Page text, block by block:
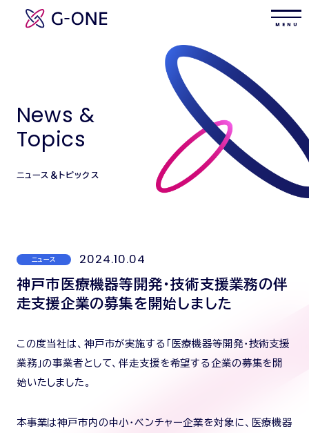
M E N U
News &
Topics
ニュース＆トピックス
ニュース 2024.10.04
神戸市医療機器等開発・技術支援業務の伴
走支援企業の募集を開始しました
この度当社は、神戸市が実施する「医療機器等開発・技術支援
業務」の事業者として、伴走支援を希望する企業の募集を開
始いたしました。
本事業は神戸市内の中小・ベンチャー企業を対象に、医療機器